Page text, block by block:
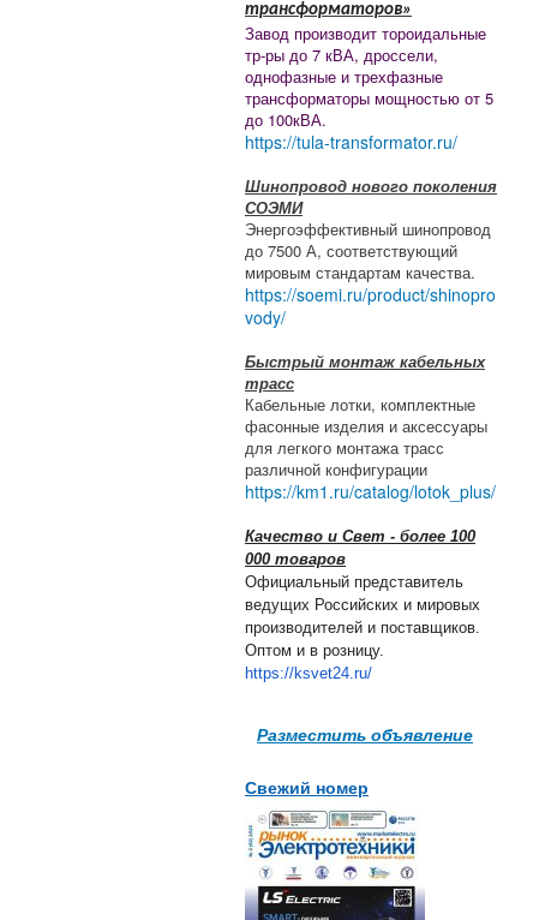
трансформаторов»
Завод производит тороидальные
тр-ры до 7 кВА, дроссели,
однофазные и трехфазные
трансформаторы мощностью от 5
до 100кВА.
https://tula-transformator.ru/
Шинопровод нового поколения
СОЭМИ
Энергоэффективный шинопровод
до 7500 А, соответствующий
мировым стандартам качества.
https://soemi.ru/product/shinopro
vody/
Быстрый монтаж кабельных
трасс
Кабельные лотки, комплектные
фасонные изделия и аксессуары
для легкого монтажа трасс
различной конфигурации
https://km1.ru/catalog/lotok_plus/
Качество и Свет - более 100
000 товаров
Официальный представитель
ведущих Российских и мировых
производителей и поставщиков.
Оптом и в розницу.
https://ksvet24.ru/
Разместить объявление
Свежий номер